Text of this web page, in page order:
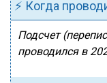
⚡ Когда
Подсчет
проводился в